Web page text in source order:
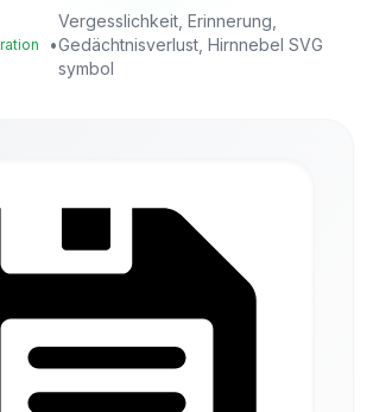
•
Vergesslichkeit, Erinnerung,
Gedächtnisverlust, Hirnnebel SVG
symbol